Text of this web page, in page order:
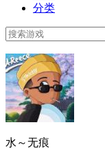
分类
水～无痕